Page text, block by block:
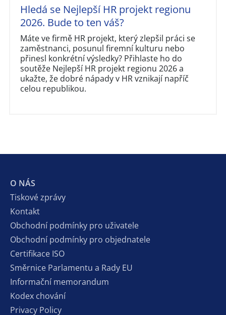
Hledá se Nejlepší HR projekt regionu
2026. Bude to ten váš?
Máte ve firmě HR projekt, který zlepšil práci se
zaměstnanci, posunul firemní kulturu nebo
přinesl konkrétní výsledky? Přihlaste ho do
soutěže Nejlepší HR projekt regionu 2026 a
ukažte, že dobré nápady v HR vznikají napříč
celou republikou.
O NÁS
Tiskové zprávy
Kontakt
Obchodní podmínky pro uživatele
Obchodní podmínky pro objednatele
Certifikace ISO
Směrnice Parlamentu a Rady EU
Informační memorandum
Kodex chování
Privacy Policy